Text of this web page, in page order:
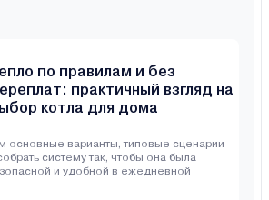
по правилам и без
практичный взгляд на
котла для дома
основные варианты, типовые сценарии
систему так, чтобы она была
и удобной в ежедневной